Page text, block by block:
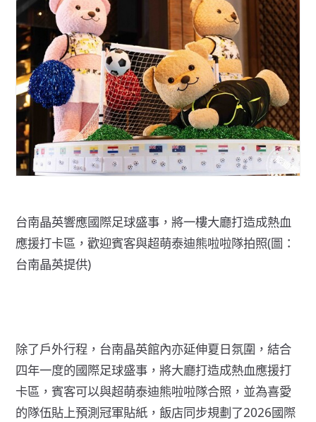
台南晶英響應國際足球盛事，將一樓大廳打造成熱血
應援打卡區，歡迎賓客與超萌泰迪熊啦啦隊拍照(圖：
台南晶英提供)
除了戶外行程，台南晶英館內亦延伸夏日氛圍，結合
四年一度的國際足球盛事，將大廳打造成熱血應援打
卡區，賓客可以與超萌泰迪熊啦啦隊合照，並為喜愛
的隊伍貼上預測冠軍貼紙，飯店同步規劃了2026國際